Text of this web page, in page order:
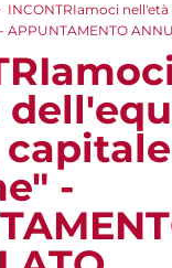
INCONTRIamoci
-